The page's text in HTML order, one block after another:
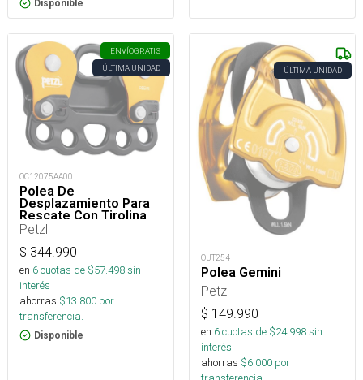
Disponible
ENVÍOGRATIS
ÚLTIMA UNIDAD
OC12075AA00
Polea De
Desplazamiento Para
Rescate Con Tirolina
Reeve
Petzl
$ 344.990
en 6cuotas de $57.498sin
interés
ahorras $13.800 por
transferencia.
Disponible
ÚLTIMA UNIDAD
OUT254
Polea Gemini
Petzl
$ 149.990
en 6cuotas de $24.998sin
interés
ahorras $6.000 por